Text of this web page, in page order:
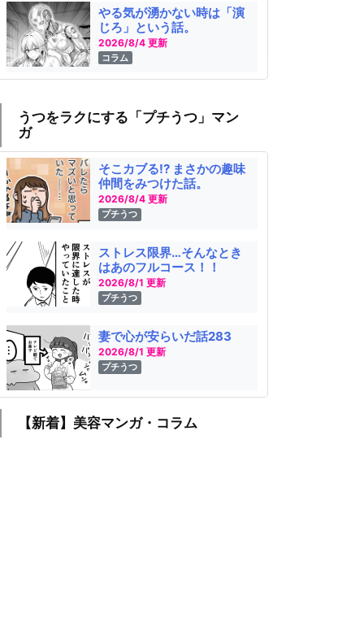
やる気が湧かない時は「演
じろ」という話。
2026/8/4 更新
コラム
うつをラクにする「プチうつ」マン
ガ
そこカブる!? まさかの趣味
仲間をみつけた話。
2026/8/4 更新
プチうつ
ストレス限界…そんなとき
はあのフルコース！！
2026/8/1 更新
プチうつ
妻で心が安らいだ話283
2026/8/1 更新
プチうつ
【新着】美容マンガ・コラム